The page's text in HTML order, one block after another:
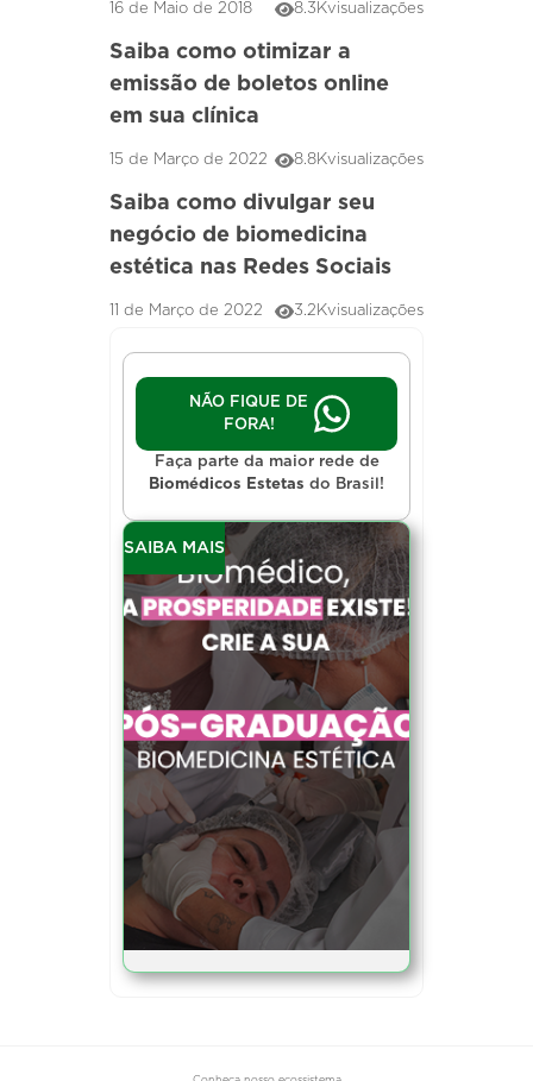
16 de Maio de 2018 8.3Kvisualizações
Saiba como otimizar a
emissão de boletos online
em sua clínica
15 de Março de 2022 8.8Kvisualizações
Saiba como divulgar seu
negócio de biomedicina
estética nas Redes Sociais
11 de Março de 2022 3.2Kvisualizações
NÃO FIQUE DE
FORA!
Faça parte da maior rede de
Biomédicos Estetas do Brasil!
SAIBA MAIS